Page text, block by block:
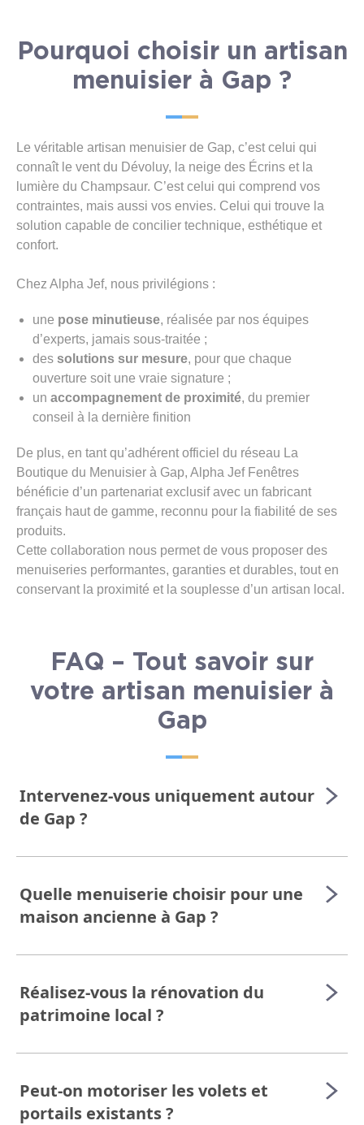
Pourquoi choisir un artisan
menuisier à Gap ?
Le véritable artisan menuisier de Gap, c’est celui qui
connaît le vent du Dévoluy, la neige des Écrins et la
lumière du Champsaur. C’est celui qui comprend vos
contraintes, mais aussi vos envies. Celui qui trouve la
solution capable de concilier technique, esthétique et
confort.
Chez Alpha Jef, nous privilégions :
une pose minutieuse, réalisée par nos équipes
d’experts, jamais sous-traitée ;
des solutions sur mesure, pour que chaque
ouverture soit une vraie signature ;
un accompagnement de proximité, du premier
conseil à la dernière finition
De plus, en tant qu’adhérent officiel du réseau La
Boutique du Menuisier à Gap, Alpha Jef Fenêtres
bénéficie d’un partenariat exclusif avec un fabricant
français haut de gamme, reconnu pour la fiabilité de ses
produits.
Cette collaboration nous permet de vous proposer des
menuiseries performantes, garanties et durables, tout en
conservant la proximité et la souplesse d’un artisan local.
FAQ – Tout savoir sur
votre artisan menuisier à
Gap
Intervenez-vous uniquement autour
de Gap ?
Quelle menuiserie choisir pour une
maison ancienne à Gap ?
Réalisez-vous la rénovation du
patrimoine local ?
Peut-on motoriser les volets et
portails existants ?